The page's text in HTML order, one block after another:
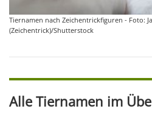
Tiernamen nach Zeichentrickfiguren - Foto:
(Zeichentrick)/Shutterstock
Alle Tiernamen im